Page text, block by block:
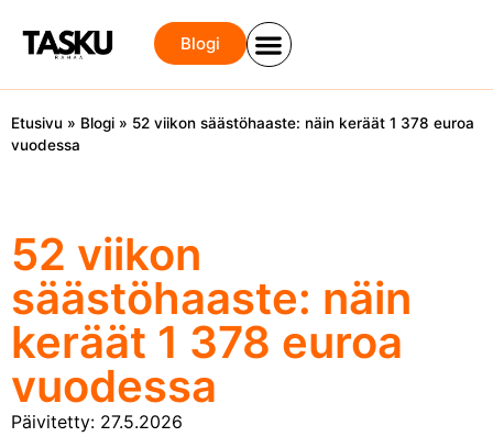
Blogi
Etusivu » Blogi » 52 viikon säästöhaaste: näin keräät 1 378 euroa
vuodessa
52 viikon
säästöhaaste: näin
keräät 1 378 euroa
vuodessa
Päivitetty: 27.5.2026